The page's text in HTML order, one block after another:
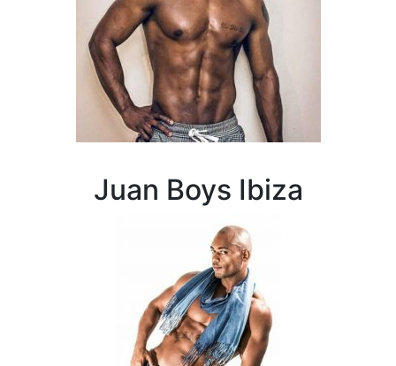
Juan Boys Ibiza